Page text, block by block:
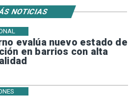
evalúa nuevo estado de
en barrios con alta
NOTICIAS